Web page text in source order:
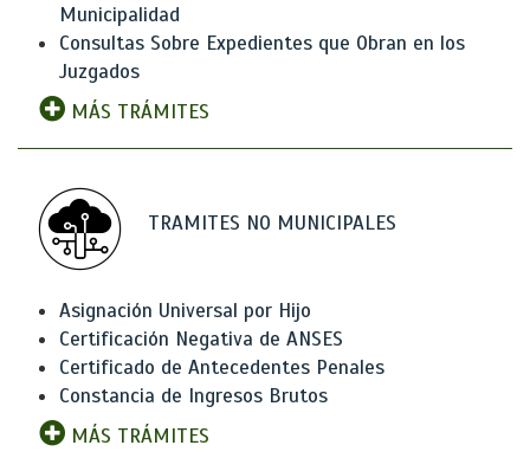
Municipalidad
Consultas Sobre Expedientes que Obran en los
Juzgados
MÁS TRÁMITES
TRAMITES NO MUNICIPALES
Asignación Universal por Hijo
Certificación Negativa de ANSES
Certificado de Antecedentes Penales
Constancia de Ingresos Brutos
MÁS TRÁMITES